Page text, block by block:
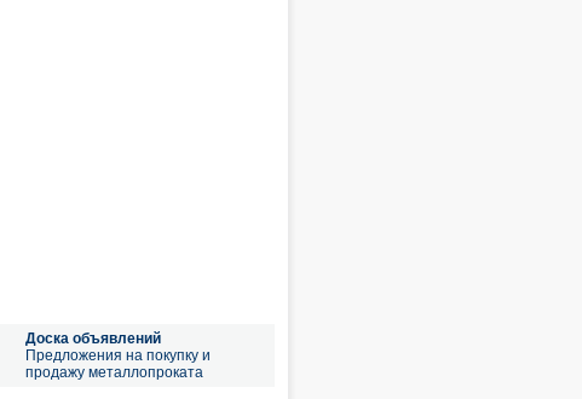
Доска объявлений
Предложения на покупку и
продажу металлопроката